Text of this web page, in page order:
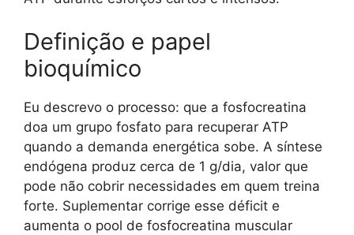
Definição e papel
bioquímico
Eu descrevo o processo: que a fosfocreatina
doa um grupo fosfato para recuperar ATP
quando a demanda energética sobe. A síntese
endógena produz cerca de 1 g/dia, valor que
pode não cobrir necessidades em quem treina
forte. Suplementar corrige esse déficit e
aumenta o pool de fosfocreatina muscular